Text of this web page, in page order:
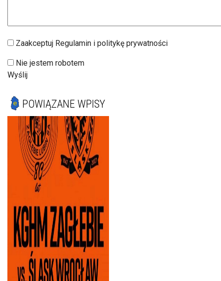
Zaakceptuj Regulamin i politykę prywatności
Nie jestem robotem
Wyślij
POWIĄZANE WPISY